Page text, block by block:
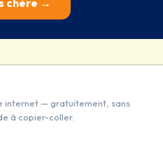
chère →
internet — gratuitement, sans
à copier-coller.